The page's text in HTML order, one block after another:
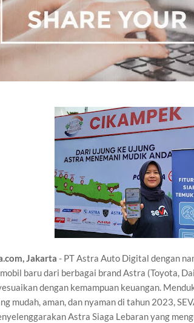
Jakarta - PT Astra Auto Digital dengan
baru dari berbagai brand Astra (Toyota,
dengan kemampuan keuangan.
mudah, aman, dan nyaman di tahun 2023,
Astra Siaga Lebaran yang